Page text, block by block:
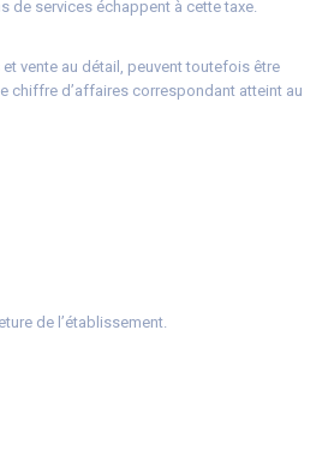
de services échappent à cette taxe.
vente au détail, peuvent toutefois être
chiffre d’affaires correspondant atteint au
de l’établissement.